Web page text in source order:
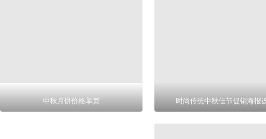
中秋月饼价格单页 时尚传统中秋佳节促销海报